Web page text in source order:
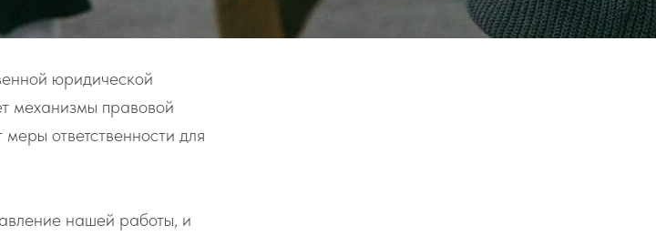
юридической
механизмы правовой
ответственности для
нашей работы, и